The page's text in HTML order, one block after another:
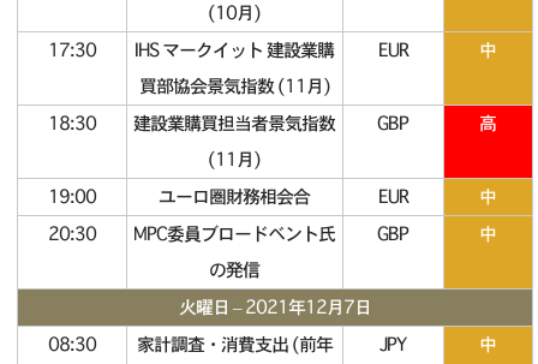
(10月)
17:30
IHS マークイット 建設業購
買部協会景気指数 (11月)
EUR 中
18:30
建設業購買担当者景気指数
(11月)
GBP 高
19:00 ユーロ圏財務相会合 EUR
中
20:30
MPC委員ブロードベント氏
の発信
GBP 中
火曜日 – 2021年12月7日
08:30
家計調査・消費支出 (前年
JPY 中